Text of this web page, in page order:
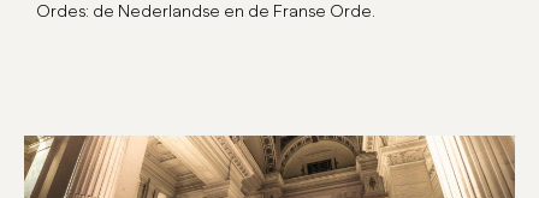
Ordes: de Nederlandse en de Franse Orde.